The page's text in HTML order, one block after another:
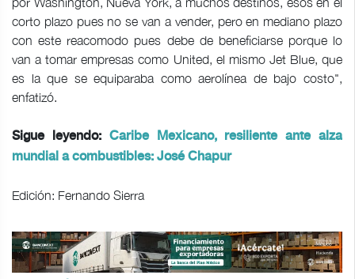
corto plazo pues no se van a vender, pero en mediano plazo
con este reacomodo pues debe de beneficiarse porque lo
van a tomar empresas como United, el mismo Jet Blue, que
es la que se equiparaba como aerolínea de bajo costo",
enfatizó.
Sigue leyendo: Caribe Mexicano, resiliente ante alza
mundial a combustibles: José Chapur
Edición: Fernando Sierra